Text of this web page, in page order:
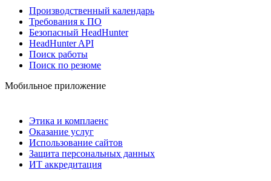
Производственный календарь
Требования к ПО
Безопасный HeadHunter
HeadHunter API
Поиск работы
Поиск по резюме
Мобильное приложение
Этика и комплаенс
Оказание услуг
Использование сайтов
Защита персональных данных
ИТ аккредитация